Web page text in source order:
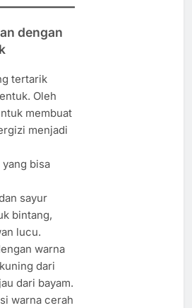
dengan
tertarik
Oleh
membuat
menjadi
bisa
sayur
bintang,
lucu.
warna
dari
dari bayam.
warna cerah